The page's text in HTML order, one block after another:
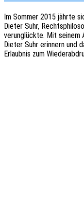
Im Sommer 2015 jährte
Dieter Suhr,
verun­glück­te. Mit seinem
Dieter Suhr erin­nern und
Erlaub­nis zum